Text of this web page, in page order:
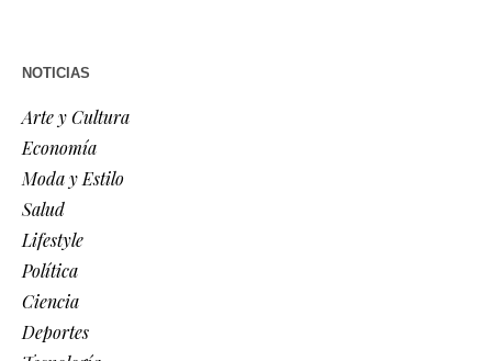
NOTICIAS
Arte y Cultura
Economía
Moda y Estilo
Salud
Lifestyle
Política
Ciencia
Deportes